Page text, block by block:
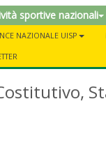
sportive nazionali
NAZIONALE UISP